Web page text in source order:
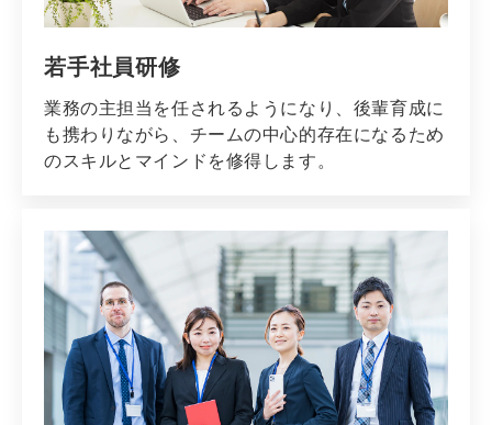
若手社員研修
業務の主担当を任されるようになり、後輩育成に
も携わりながら、チームの中心的存在になるため
のスキルとマインドを修得します。